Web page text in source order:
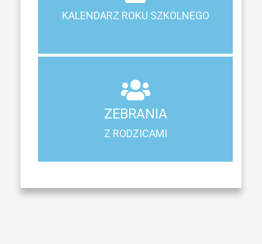
KALENDARZ ROKU SZKOLNEGO
KALENDARZ ROKU SZKOLNEGO
Terminy ferii, matur, zebrań i klasyfikacji
ZEBRANIA
Z RODZICAMI
Z RODZICAMI
Harmonogram spotkań i konsultacji z rodzicami